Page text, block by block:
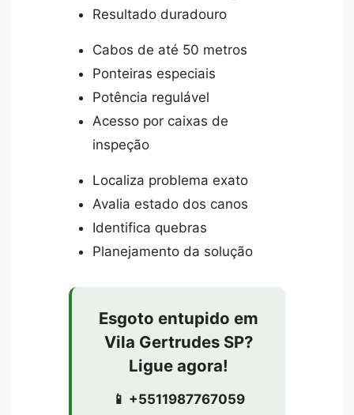
Resultado duradouro
Cabos de até 50 metros
Ponteiras especiais
Potência regulável
Acesso por caixas de
inspeção
Localiza problema exato
Avalia estado dos canos
Identifica quebras
Planejamento da solução
Esgoto entupido em
Vila Gertrudes SP?
Ligue agora!
📱 +5511987767059